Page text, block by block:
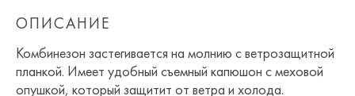
ОПИСАНИЕ
Комбинезон застегивается на молнию с ветрозащитной
планкой. Имеет удобный съемный капюшон с меховой
опушкой, который защитит от ветра и холода.